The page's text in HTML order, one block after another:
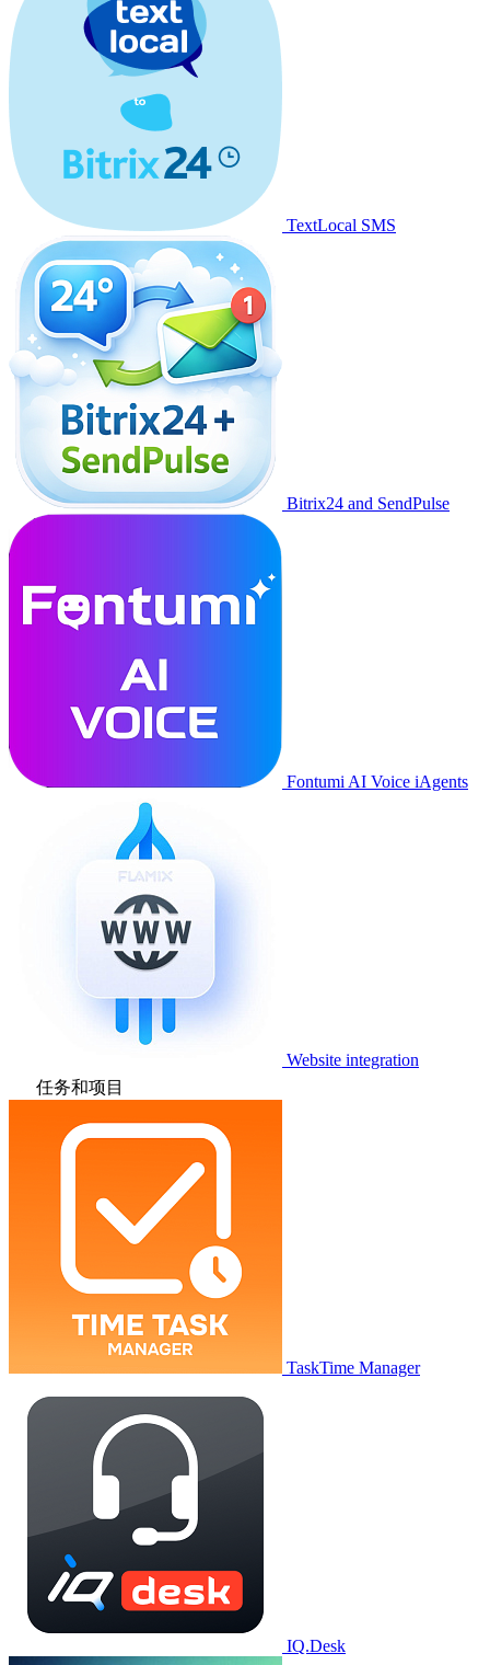
TextLocal SMS
Bitrix24 and SendPulse
Fontumi AI Voice iAgents
Website integration
任务和项目
TaskTime Manager
IQ.Desk